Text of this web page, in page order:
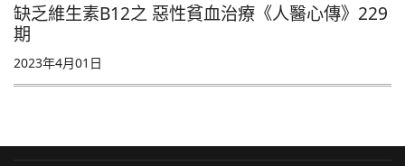
缺乏維生素B12之 惡性貧血治療《人醫心傳》229
期
2023年4月01日